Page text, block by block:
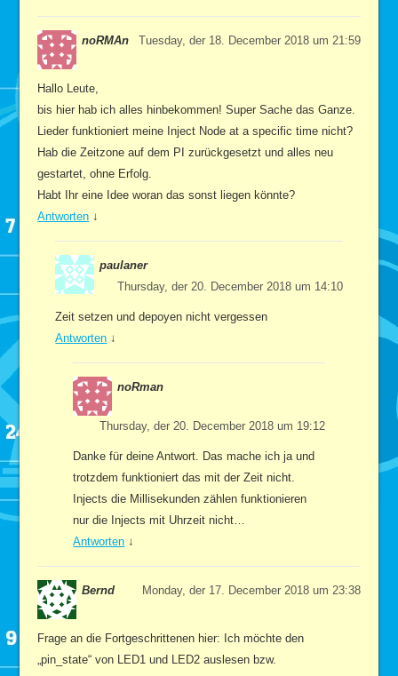
noRMAn Tuesday, der 18. December 2018 um 21:59
Hallo Leute,
bis hier hab ich alles hinbekommen! Super Sache das Ganze.
Lieder funktioniert meine Inject Node at a specific time nicht?
Hab die Zeitzone auf dem PI zurückgesetzt und alles neu
gestartet, ohne Erfolg.
Habt Ihr eine Idee woran das sonst liegen könnte?
Antworten ↓
paulaner
Thursday, der 20. December 2018 um 14:10
Zeit setzen und depoyen nicht vergessen
Antworten ↓
noRman
Thursday, der 20. December 2018 um 19:12
Danke für deine Antwort. Das mache ich ja und
trotzdem funktioniert das mit der Zeit nicht.
Injects die Millisekunden zählen funktionieren
nur die Injects mit Uhrzeit nicht…
Antworten ↓
Bernd Monday, der 17. December 2018 um 23:38
Frage an die Fortgeschrittenen hier: Ich möchte den
„pin_state“ von LED1 und LED2 auslesen bzw.